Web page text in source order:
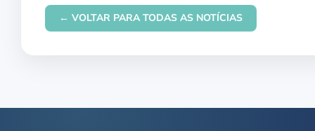
← VOLTAR PARA TODAS AS NOTÍCIAS